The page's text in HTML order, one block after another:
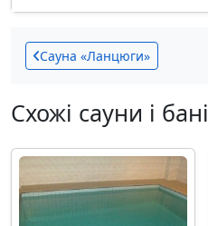
Сауна «Ланцюги»
Схожі сауни і бані